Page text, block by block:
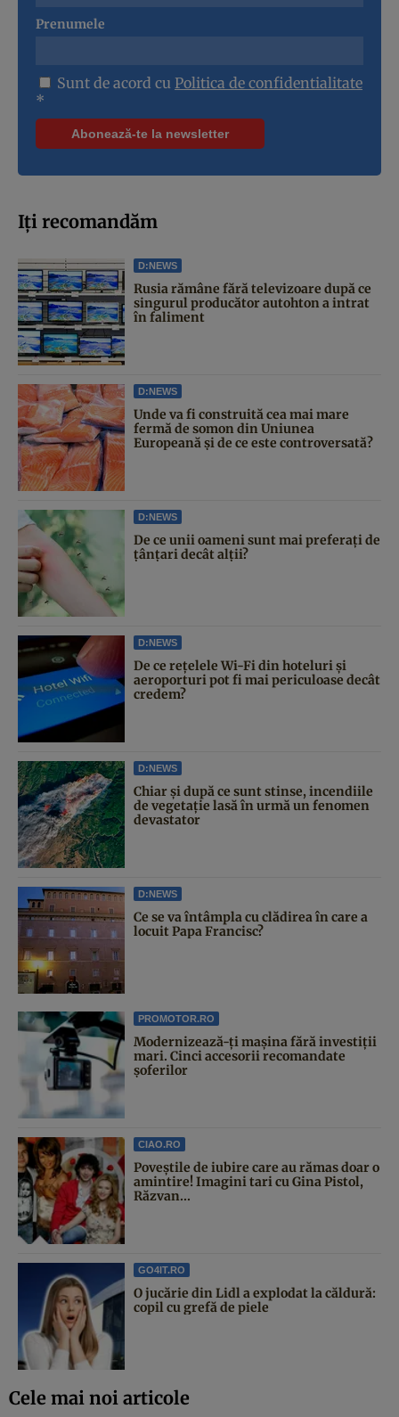
Prenumele
Sunt de acord cu Politica de confidentialitate
*
Iți recomandăm
D:NEWS
Rusia rămâne fără televizoare după ce
singurul producător autohton a intrat
în faliment
D:NEWS
Unde va fi construită cea mai mare
fermă de somon din Uniunea
Europeană și de ce este controversată?
D:NEWS
De ce unii oameni sunt mai preferați de
țânțari decât alții?
D:NEWS
De ce rețelele Wi-Fi din hoteluri și
aeroporturi pot fi mai periculoase decât
credem?
D:NEWS
Chiar și după ce sunt stinse, incendiile
de vegetație lasă în urmă un fenomen
devastator
D:NEWS
Ce se va întâmpla cu clădirea în care a
locuit Papa Francisc?
PROMOTOR.RO
Modernizează-ți mașina fără investiții
mari. Cinci accesorii recomandate
șoferilor
CIAO.RO
Poveştile de iubire care au rămas doar o
amintire! Imagini tari cu Gina Pistol,
Răzvan...
GO4IT.RO
O jucărie din Lidl a explodat la căldură:
copil cu grefă de piele
Cele mai noi articole